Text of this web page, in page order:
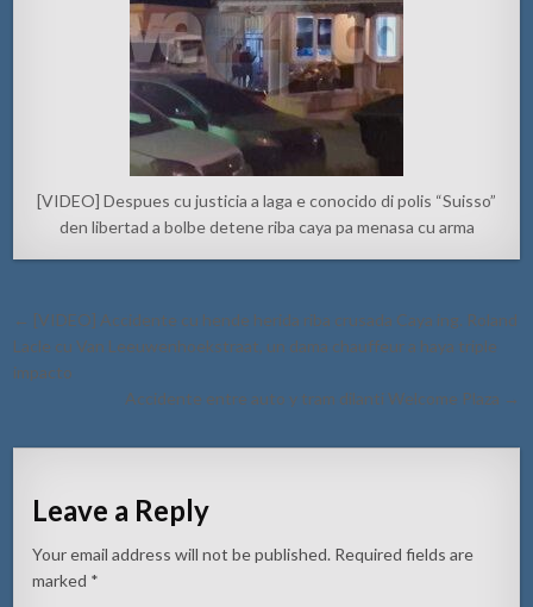
[VIDEO] Despues cu justicia a laga e conocido di polis “Suisso”
den libertad a bolbe detene riba caya pa menasa cu arma
Post
navigation
← [VIDEO] Accidente cu hende herida riba crusada Caya ing. Roland
Lacle cu Van Leeuwenhoekstraat, un dama chauffeur a haya triple
impacto
Accidente entre auto y tram dilanti Welcome Plaza →
Leave a Reply
Your email address will not be published. Required fields are
marked *